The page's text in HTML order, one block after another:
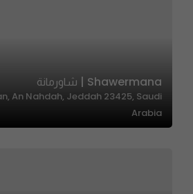
Shawermana | شاورمانة
An Nahdah, Jeddah 23425, Saudi
Arabia